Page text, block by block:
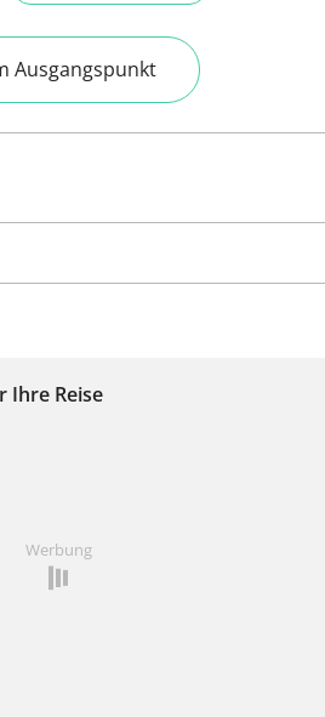
Ausgangspunkt
Ihre Reise
Werbung